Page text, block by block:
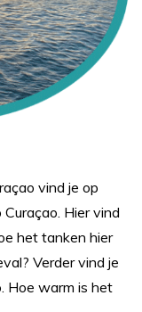
vind je op
Hier vind
het tanken hier
Verder vind je
Hoe warm is het